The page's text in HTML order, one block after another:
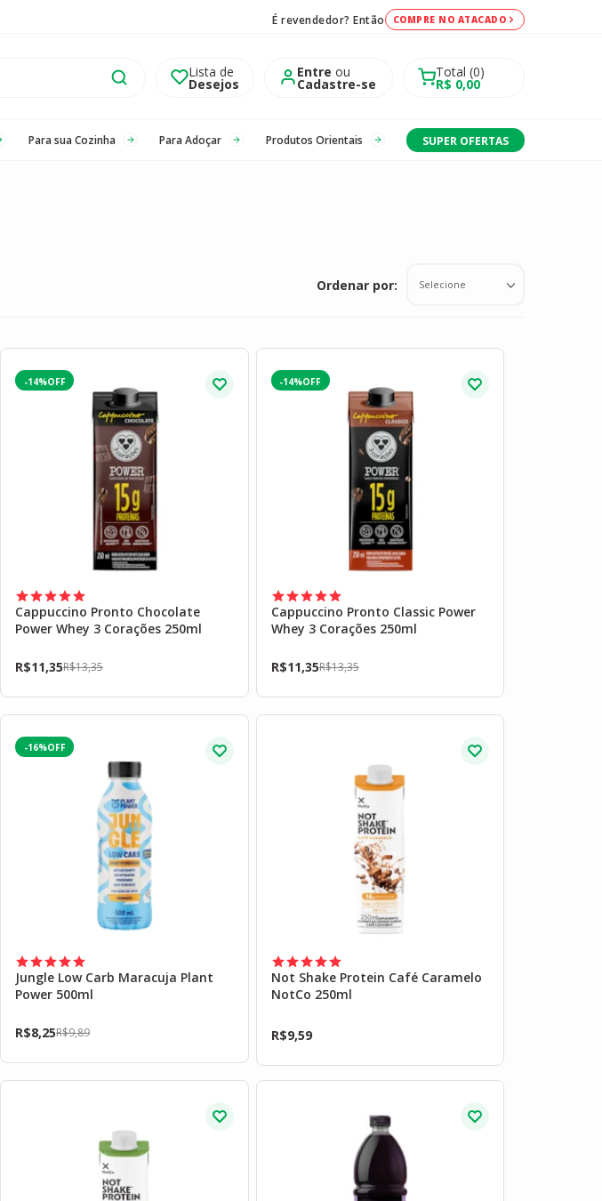
É revendedor? Então COMPRE NO ATACADO
Lista de
Desejos
Entre ou
Cadastre-se
Total 0
R$ 0,00
Para sua Cozinha Para Adoçar Produtos Orientais SUPER OFERTAS
Ordenar por: Selecione
-14%
Cappuccino Pronto Chocolate
Power Whey 3 Corações 250ml
R$13,35
R$11,35
-14%
Cappuccino Pronto Classic Power
Whey 3 Corações 250ml
R$13,35
R$11,35
-16%
Jungle Low Carb Maracuja Plant
Power 500ml
R$9,89
R$8,25
Not Shake Protein Café Caramelo
NotCo 250ml
R$9,59